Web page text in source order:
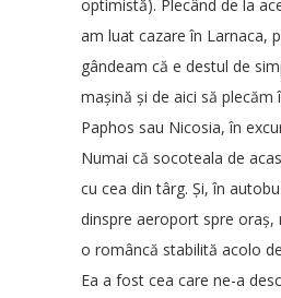
optimistă). Plecând de la
am luat cazare în Larnaca,
gândeam că e destul de
mașină și de aici să plecăm
Paphos sau Nicosia, în
Numai că socoteala de
cu cea din târg. Și, în
dinspre aeroport spre oraș,
o româncă stabilită acolo
Ea a fost cea care ne-a